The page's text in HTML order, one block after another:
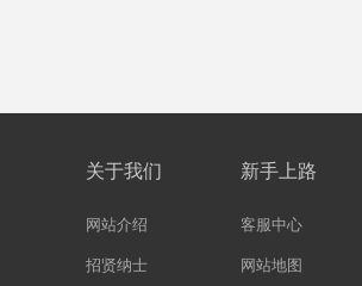
关于我们
网站介绍
招贤纳士
新手上路
客服中心
网站地图